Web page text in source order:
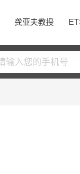
龚亚夫教授